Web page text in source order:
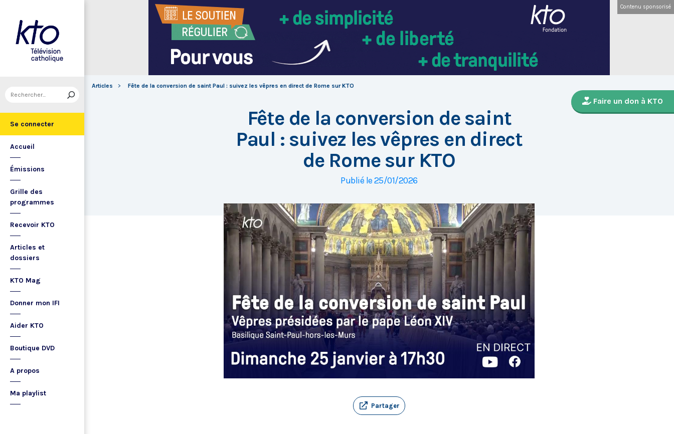
Se connecter
Accueil
Émissions
Grille des
programmes
Recevoir KTO
Articles et
dossiers
KTO Mag
Donner mon IFI
Aider KTO
Boutique DVD
A propos
Ma playlist
Contenu sponsorisé
Articles Fête de la conversion de saint Paul : suivez les vêpres en direct de Rome sur KTO
Faire un don à KTO
Fête de la conversion de saint
Paul : suivez les vêpres en direct
de Rome sur KTO
Publié le 25/01/2026
Partager